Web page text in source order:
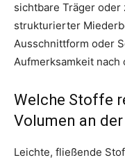
sichtbare Träger oder
strukturierter
Ausschnittform oder
Aufmerksamkeit nach
Welche Stoffe
Volumen an
Leichte, fließende